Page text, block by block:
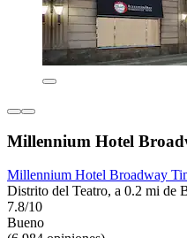
Millennium Hotel
Millennium Hotel Broadway
Distrito del Teatro, a 0.2 mi de
7.8/10
Bueno